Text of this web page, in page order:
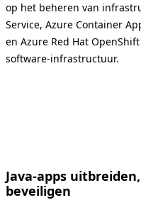
op het beheren van
Service, Azure Container
en Azure Red Hat
software-infrastructuur.
Java-apps
beveiligen